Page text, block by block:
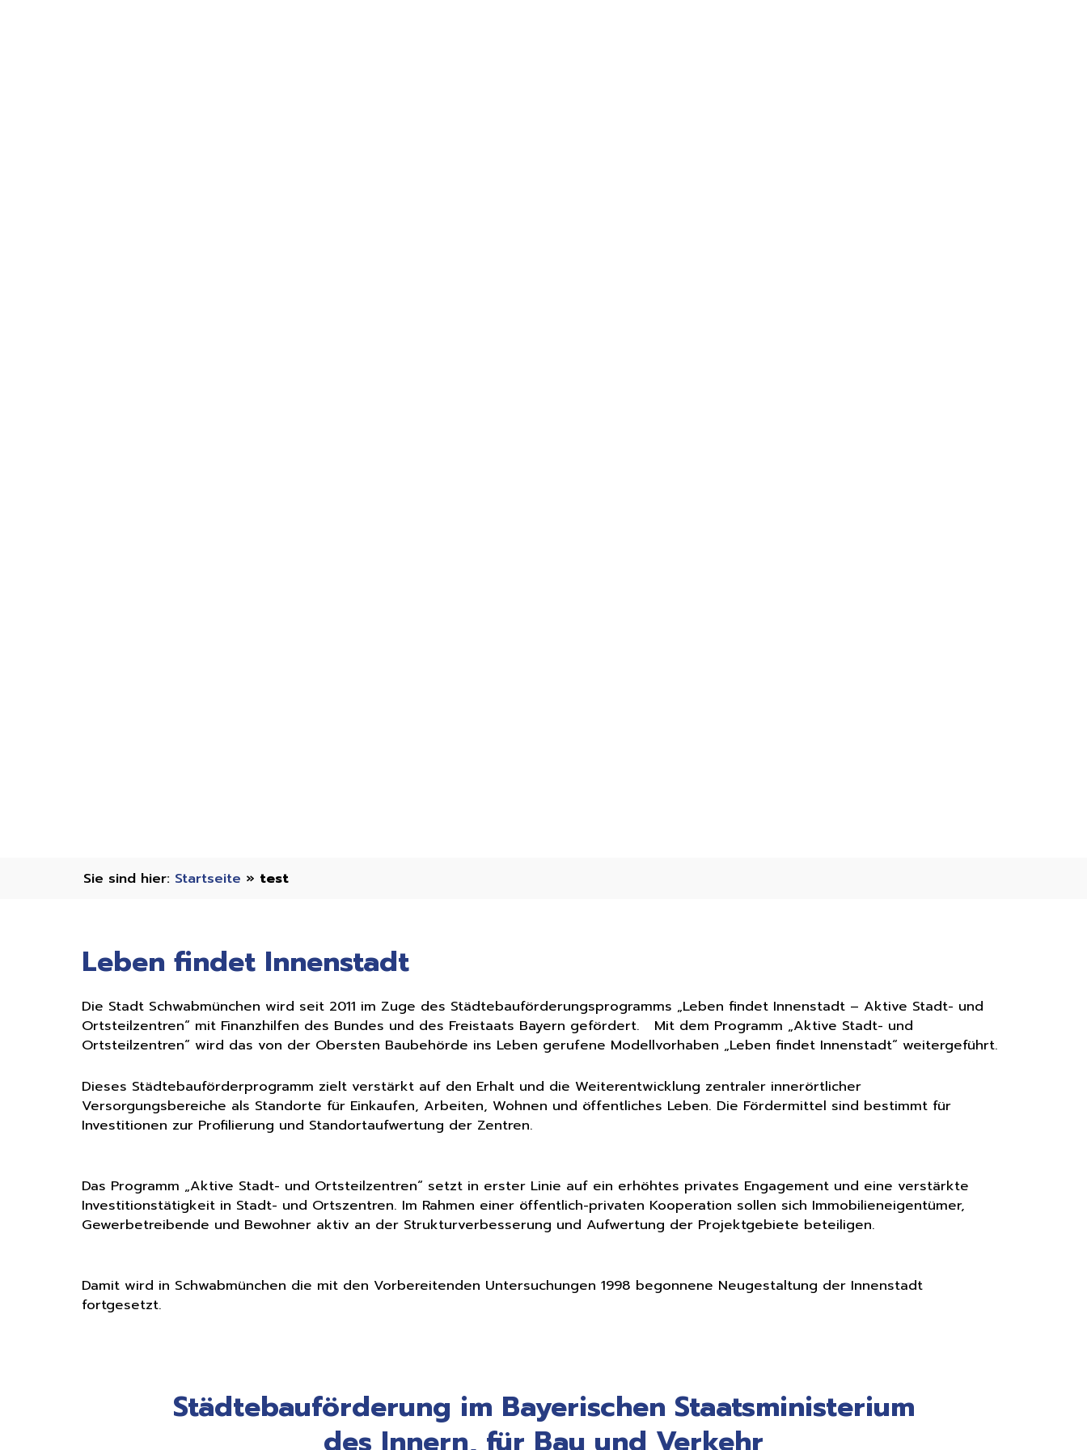
Startseite » test
Leben findet Innenstadt
Die Stadt Schwabmünchen wird seit 2011 im Zuge des Städtebauförderungsprogramms „Leben findet Innenstadt – Aktive Stadt- und
Ortsteilzentren“ mit Finanzhilfen des Bundes und des Freistaats Bayern gefördert. Mit dem Programm „Aktive Stadt- und
Ortsteilzentren“ wird das von der Obersten Baubehörde ins Leben gerufene Modellvorhaben „Leben findet Innenstadt“ weitergeführt.
Dieses Städtebauförderprogramm zielt verstärkt auf den Erhalt und die Weiterentwicklung zentraler innerörtlicher
Versorgungsbereiche als Standorte für Einkaufen, Arbeiten, Wohnen und öffentliches Leben. Die Fördermittel sind bestimmt für
Investitionen zur Profilierung und Standortaufwertung der Zentren.
Das Programm „Aktive Stadt- und Ortsteilzentren“ setzt in erster Linie auf ein erhöhtes privates Engagement und eine verstärkte
Investitionstätigkeit in Stadt- und Ortszentren. Im Rahmen einer öffentlich-privaten Kooperation sollen sich Immobilieneigentümer,
Gewerbetreibende und Bewohner aktiv an der Strukturverbesserung und Aufwertung der Projektgebiete beteiligen.
Damit wird in Schwabmünchen die mit den Vorbereitenden Untersuchungen 1998 begonnene Neugestaltung der Innenstadt
fortgesetzt.
Städtebauförderung im Bayerischen Staatsministerium
des Innern, für Bau und Verkehr